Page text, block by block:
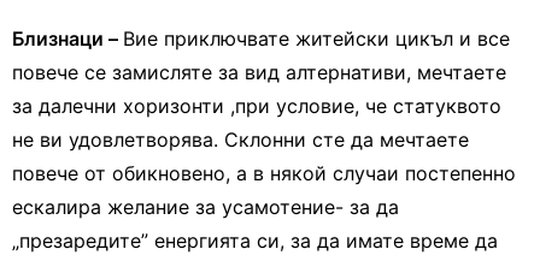
Близнаци – Вие приключвате житейски цикъл и все
повече се замисляте за вид алтернативи, мечтаете
за далечни хоризонти ,при условие, че статуквото
не ви удовлетворява. Склонни сте да мечтаете
повече от обикновено, а в някой случаи постепенно
ескалира желание за усамотение- за да
„презаредите” енергията си, за да имате време да